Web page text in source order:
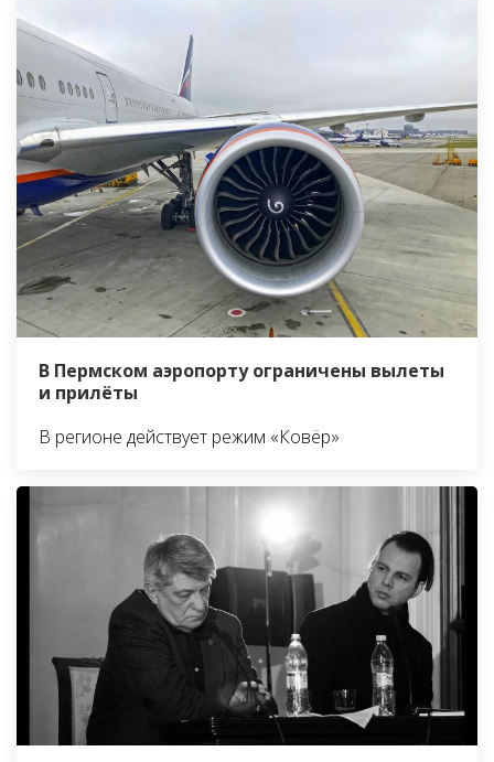
В Пермском аэропорту ограничены вылеты
и прилёты
В регионе действует режим «Ковёр»